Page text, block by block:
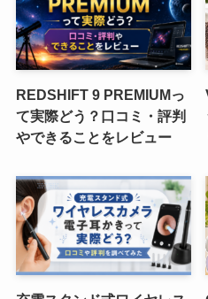
REDSHIFT 9 PREMIUMっ
て実際どう？口コミ・評判
やできることをレビュー